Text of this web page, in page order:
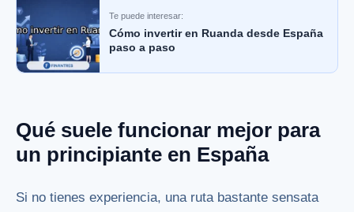
Te puede interesar:
Cómo invertir en Ruanda desde España
paso a paso
Qué suele funcionar mejor para
un principiante en España
Si no tienes experiencia, una ruta bastante sensata